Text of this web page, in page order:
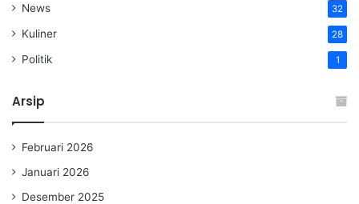
News 32
Kuliner 28
Politik 1
Arsip
Februari 2026
Januari 2026
Desember 2025